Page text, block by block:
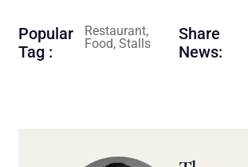
Popular
Tag :
Restaurant,
Food, Stalls
Share
News: